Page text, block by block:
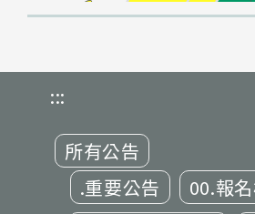
:::
所有公告
.重要公告
00.報